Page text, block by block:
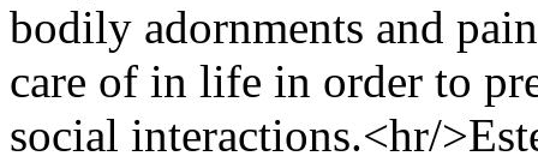
bodily adornments and
care of in life in order to
social interactions.<hr/